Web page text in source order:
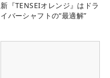
新『TENSEIオレンジ』はドラ
イバーシャフトの“最適解”